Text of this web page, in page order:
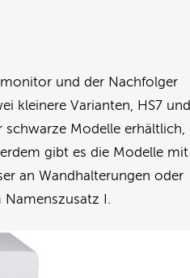
und der Nachfolger
kleinere Varianten, HS7 und
schwarze Modelle erhältlich,
gibt es die Modelle mit
an Wandhalterungen oder
Namenszusatz I.